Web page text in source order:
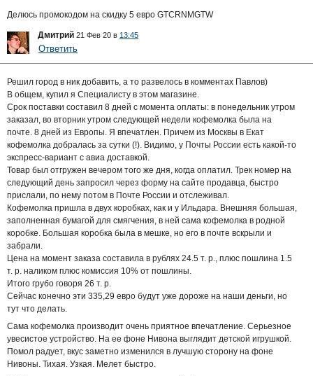
Делюсь промокодом на скидку 5 евро GTCRNMGTW
Дмитрий 21 Фев 20 в 13:45
Ответить
Решил город в ник добавить, а то развелось в комментах Павлов)
В общем, купил я Специалисту в этом магазине.
Срок поставки составил 8 дней с момента оплаты: в понедельник утром
заказал, во вторник утром следующей недели кофемолка была на
почте. 8 дней из Европы. Я впечатлен. Причем из Москвы в Екат
кофемолка добралась за сутки (!). Видимо, у Почты России есть какой-то
экспресс-вариант с авиа доставкой.
Товар был отгружен вечером того же дня, когда оплатил. Трек номер на
следующий день запросил через форму на сайте продавца, быстро
прислали, по нему потом в Почте России и отслеживал.
Кофемолка пришла в двух коробках, как и у Ильдара. Внешняя большая,
заполненная бумагой для смягчения, в ней сама кофемолка в родной
коробке. Большая коробка была в мешке, но его в почте вскрыли и
забрали.
Цена на момент заказа составила в рублях 24.5 т. р., плюс пошлина 1.5
т. р. наликом плюс комиссия 10% от пошлины.
Итого грубо говоря 26 т. р.
Сейчас конечно эти 335,29 евро будут уже дороже на наши деньги, но
тут что делать.
Сама кофемолка производит очень приятное впечатление. Серьезное
увесистое устройство. На ее фоне Нивона выглядит детской игрушкой.
Помол радует, вкус заметно изменился в лучшую сторону на фоне
Нивоны. Тихая. Узкая. Мелет быстро.